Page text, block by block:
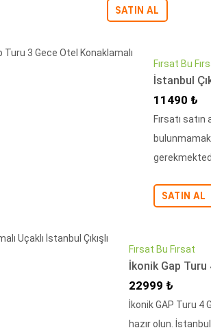
SATIN AL
Fırsat Bu
İstanbul
İndirimli
11490 ₺
Fırsatı
SATIN AL
Fırsat Bu Fırsat
İkonik Gap Turu
İndirimli Fiyat
22999 ₺
İkonik GAP Turu
hazır olun. İstanbul